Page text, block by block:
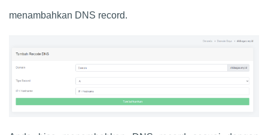
menambahkan DNS record.